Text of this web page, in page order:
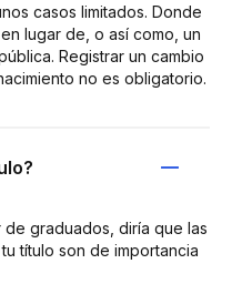
casos limitados. Donde
lugar de, o así como, un
Registrar un cambio
no es obligatorio.
graduados, diría que las
título son de importancia